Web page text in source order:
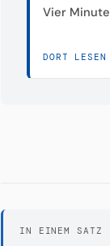
Vier
DORT
IN EINEM SATZ